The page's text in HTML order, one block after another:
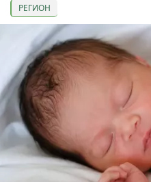
РЕГИОН